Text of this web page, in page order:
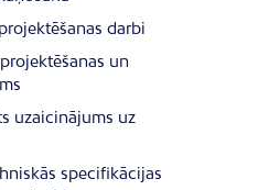
darbi
un
uzaicinājums uz
specifikācijas